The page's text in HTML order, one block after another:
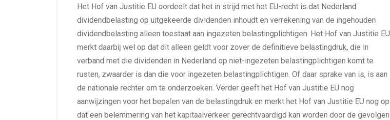
Het Hof van Justitie EU oordeelt dat het in strijd met het EU-recht is dat Nederland
dividendbelasting op uitgekeerde dividenden inhoudt en verrekening van de ingehouden
dividendbelasting alleen toestaat aan ingezeten belastingplichtigen. Het Hof van Justitie EU
merkt daarbij wel op dat dit alleen geldt voor zover de definitieve belastingdruk, die in
verband met die dividenden in Nederland op niet-ingezeten belastingplichtigen komt te
rusten, zwaarder is dan die voor ingezeten belastingplichtigen. Of daar sprake van is, is aan
de nationale rechter om te onderzoeken. Verder geeft het Hof van Justitie EU nog
aanwijzingen voor het bepalen van de belastingdruk en merkt het Hof van Justitie EU nog op
dat een belemmering van het kapitaalverkeer gerechtvaardigd kan worden door de gevolgen